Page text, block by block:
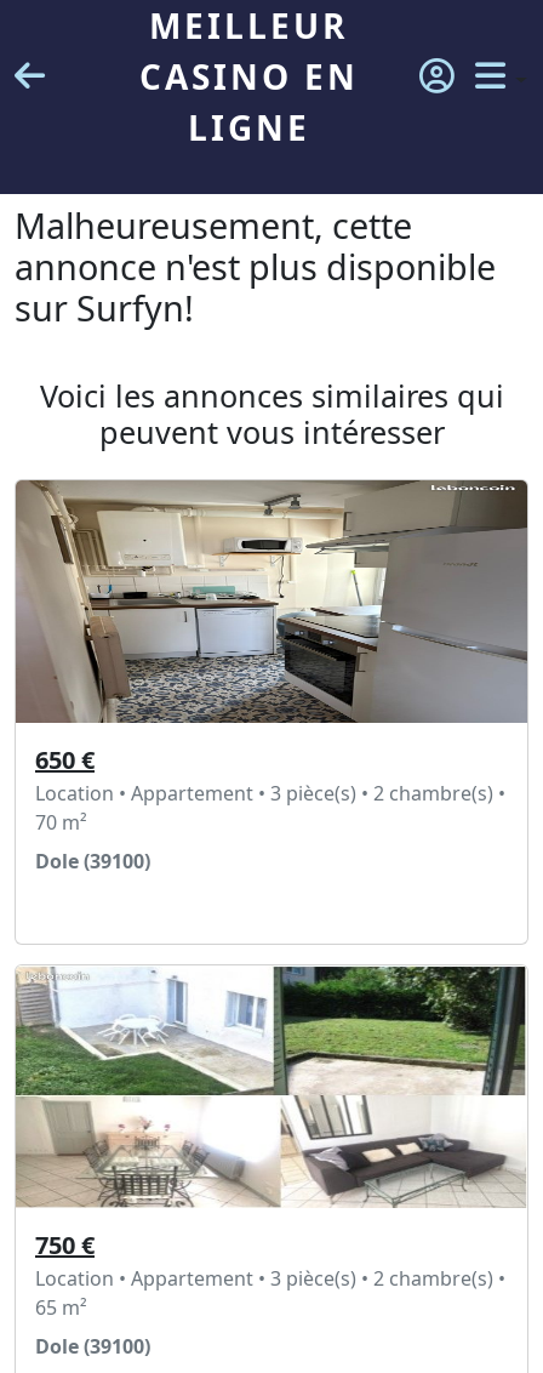
MEILLEUR
CASINO EN
LIGNE
Malheureusement, cette
annonce n'est plus disponible
sur Surfyn!
Voici les annonces similaires qui
peuvent vous intéresser
650 €
Location • Appartement • 3 pièce(s) • 2 chambre(s) •
70 m²
Dole (39100)
750 €
Location • Appartement • 3 pièce(s) • 2 chambre(s) •
65 m²
Dole (39100)